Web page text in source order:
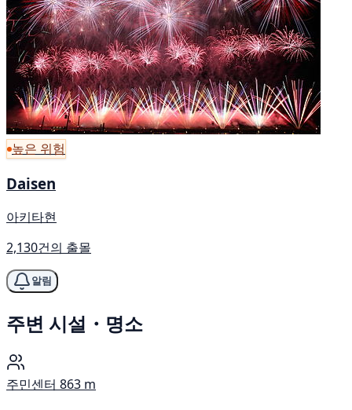
높은 위험
Daisen
아키타현
2,130건의 출몰
알림
주변 시설・명소
주민센터 863 m